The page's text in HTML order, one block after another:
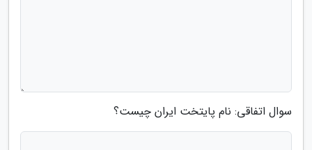
سوال اتفاقی: نام پایتخت ایران چیست؟